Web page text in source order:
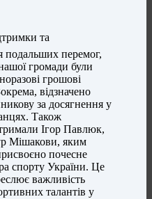
та
подальших перемог,
громади були
грошові
відзначено
за досягнення у
Також
Ігор Павлюк,
Мішакови, яким
почесне
спорту України. Це
важливість
талантів у